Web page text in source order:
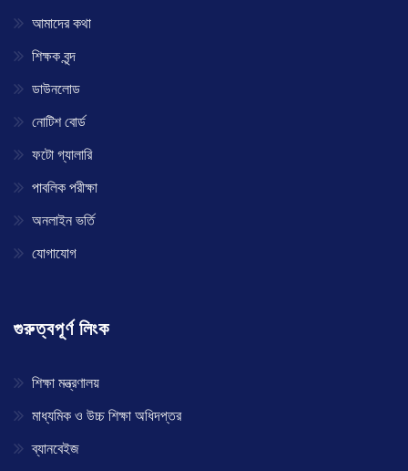
আমাদের কথা
শিক্ষক বৃন্দ
ডাউনলোড
নোটিশ বোর্ড
ফটো গ্যালারি
পাবলিক পরীক্ষা
অনলাইন ভর্তি
যোগাযোগ
গুরুত্বপূর্ণ লিংক
শিক্ষা মন্ত্রণালয়
মাধ্যমিক ও উচ্চ শিক্ষা অধিদপ্তর
ব্যানবেইজ